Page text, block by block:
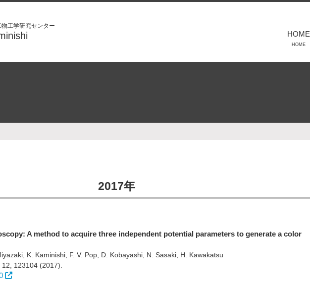
工学研究センター
HOME
HOME
2017年
A method to acquire three independent potential parameters to generate a color
K. Kaminishi, F. V. Pop, D. Kobayashi, N. Sasaki, H. Kawakatsu
12 123104 (2017)